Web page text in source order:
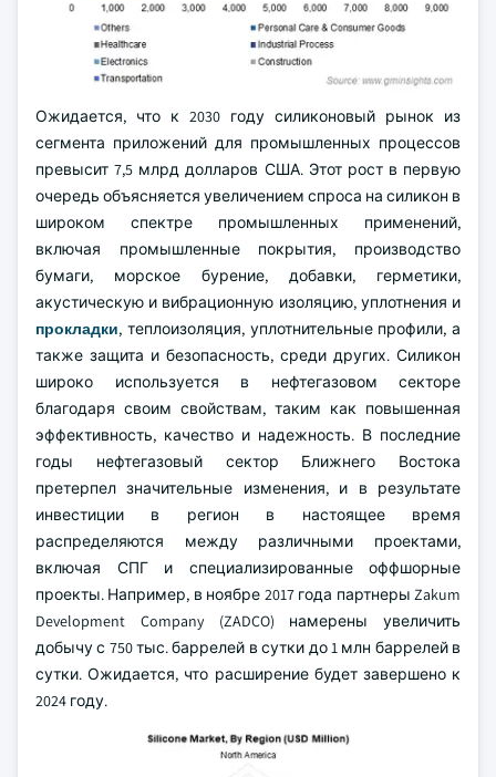
Ожидается, что к 2030 году силиконовый рынок из
сегмента приложений для промышленных процессов
превысит 7,5 млрд долларов США. Этот рост в первую
очередь объясняется увеличением спроса на силикон в
широком спектре промышленных применений,
включая промышленные покрытия, производство
бумаги, морское бурение, добавки, герметики,
акустическую и вибрационную изоляцию, уплотнения и
прокладки, теплоизоляция, уплотнительные профили, а
также защита и безопасность, среди других. Силикон
широко используется в нефтегазовом секторе
благодаря своим свойствам, таким как повышенная
эффективность, качество и надежность. В последние
годы нефтегазовый сектор Ближнего Востока
претерпел значительные изменения, и в результате
инвестиции в регион в настоящее время
распределяются между различными проектами,
включая СПГ и специализированные оффшорные
проекты. Например, в ноябре 2017 года партнеры Zakum
Development Company (ZADCO) намерены увеличить
добычу с 750 тыс. баррелей в сутки до 1 млн баррелей в
сутки. Ожидается, что расширение будет завершено к
2024 году.